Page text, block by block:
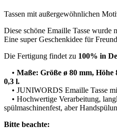
Tassen mit außergewöhnlichen
Diese schöne Emaille Tasse
Eine super Geschenkidee für
Die Fertigung findet zu 100% in
• Maße: Größe ø 80 mm, Höhe
0,3 l.
• JUNIWORDS Emaille Tasse
• Hochwertige Verarbeitung,
spülmaschinenfest, aber
Bitte beachte: